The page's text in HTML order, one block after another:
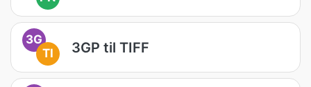
3G
TI
3GP til TIFF